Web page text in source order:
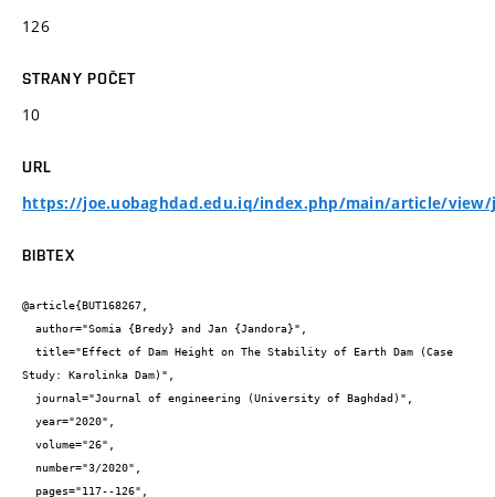
126
STRANY POČET
10
URL
https://joe.uobaghdad.edu.iq/index.php/main/article/view/
BIBTEX
@article{BUT168267,
Study: Karolinka Dam)",